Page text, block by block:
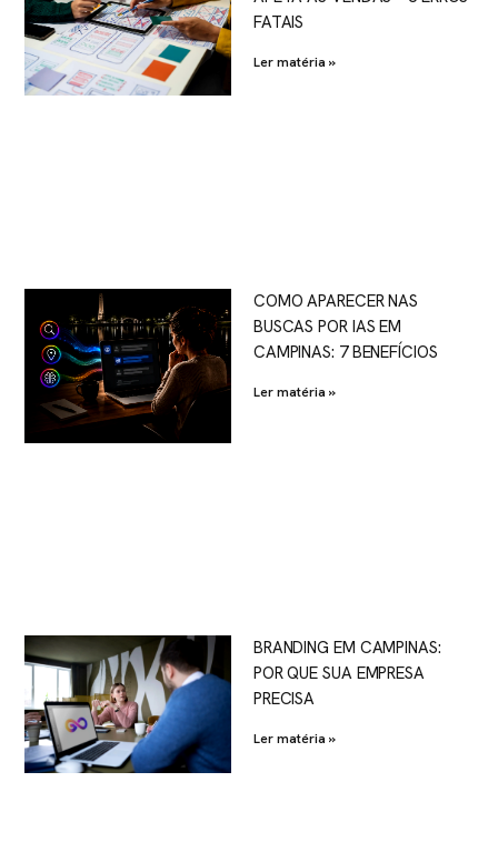
FATAIS
Ler matéria »
COMO APARECER NAS
BUSCAS POR IAS EM
CAMPINAS: 7 BENEFÍCIOS
Ler matéria »
BRANDING EM CAMPINAS:
POR QUE SUA EMPRESA
PRECISA
Ler matéria »